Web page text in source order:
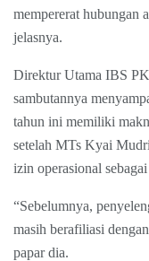
mempererat hubungan
jelasnya.
Direktur Utama IBS
sambutannya
tahun ini memiliki
setelah MTs Kyai
izin operasional
“Sebelumnya,
masih berafiliasi
papar dia.